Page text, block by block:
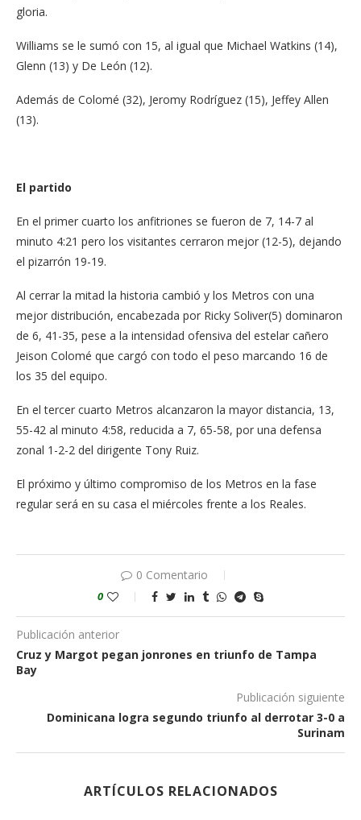
gloria.
Williams se le sumó con 15, al igual que Michael Watkins (14),
Glenn (13) y De León (12).
Además de Colomé (32), Jeromy Rodríguez (15), Jeffey Allen
(13).
El partido
En el primer cuarto los anfitriones se fueron de 7, 14-7 al
minuto 4:21 pero los visitantes cerraron mejor (12-5), dejando
el pizarrón 19-19.
Al cerrar la mitad la historia cambió y los Metros con una
mejor distribución, encabezada por Ricky Soliver(5) dominaron
de 6, 41-35, pese a la intensidad ofensiva del estelar cañero
Jeison Colomé que cargó con todo el peso marcando 16 de
los 35 del equipo.
En el tercer cuarto Metros alcanzaron la mayor distancia, 13,
55-42 al minuto 4:58, reducida a 7, 65-58, por una defensa
zonal 1-2-2 del dirigente Tony Ruiz.
El próximo y último compromiso de los Metros en la fase
regular será en su casa el miércoles frente a los Reales.
0 Comentario
0
Publicación anterior
Cruz y Margot pegan jonrones en triunfo de Tampa
Bay
Publicación siguiente
Dominicana logra segundo triunfo al derrotar 3-0 a
Surinam
ARTÍCULOS RELACIONADOS